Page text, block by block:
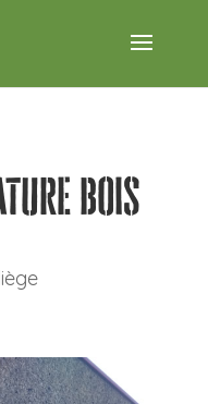
bois